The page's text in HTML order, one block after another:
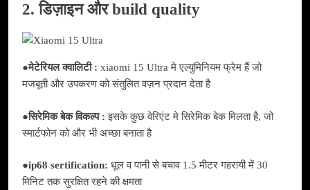
2. डिज़ाइन और build quality
●मेटेरियल क्वालिटी : xiaomi 15 Ultra मे एल्युमिनियम फ्रेम हैं जो
मजबूती और उपकरण को संतुलित वज़न प्रदान देता है
●सिरेमिक बेक विकल्प : इसके कुछ वेरिएंट मे सिरेमिक बेक मिलता है, जो
स्मार्टफोन को और भी अच्छा बनाता है
●ip68 sertification: धूल व पानी से बचाव 1.5 मीटर गहरायी में 30
मिनिट तक सुरक्षित रहने की क्षमता